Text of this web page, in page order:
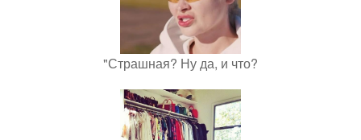
"Страшная? Ну да, и что?